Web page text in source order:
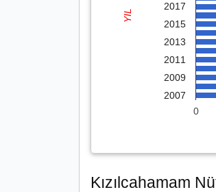
0
2017
2015
2013
2011
2009
2007
YIL
Kızılcahamam